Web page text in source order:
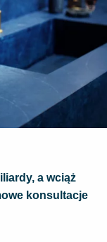
a wciąż
konsultacje